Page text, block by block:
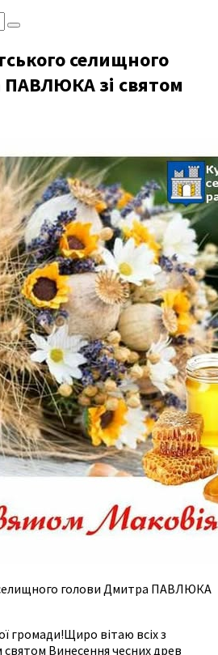
селищного
зі святом
голови Дмитра ПАВЛЮКА
громади!Щиро вітаю всіх з
Винесення чесних древ